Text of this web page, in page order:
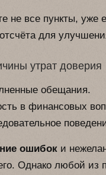
не все пункты, уже
для
утрат доверия
обещания.
в финансовых
ошибок и
Однако любой из